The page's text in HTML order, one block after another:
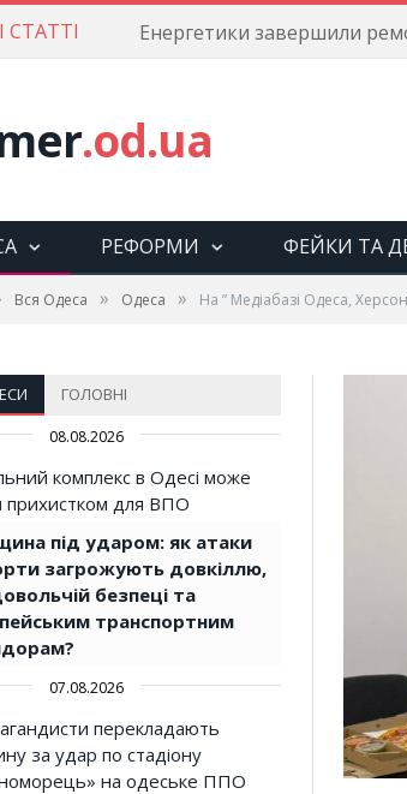
.od.ua
РЕФОРМИ ФЕЙКИ ТА
Вся Одеса » Одеса » На ” Медіабазі Одеса,
ГОЛОВНІ
08.08.2026
комплекс в Одесі може
прихистком для ВПО
під ударом: як атаки
загрожують довкіллю,
безпеці та
транспортним
07.08.2026
перекладають
за удар по стадіону
на одеське ППО